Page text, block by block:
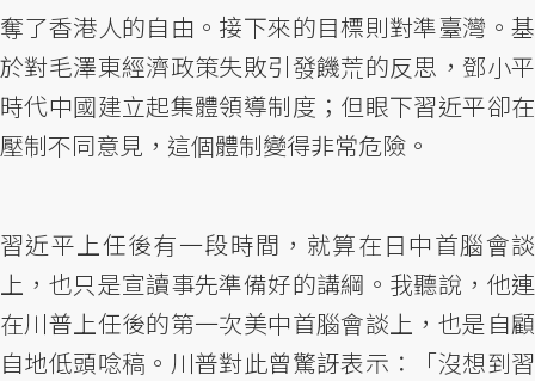
奪了香港人的自由。接下來的目標則對準臺灣。基
於對毛澤東經濟政策失敗引發饑荒的反思，鄧小平
時代中國建立起集體領導制度；但眼下習近平卻在
壓制不同意見，這個體制變得非常危險。
習近平上任後有一段時間，就算在日中首腦會談
上，也只是宣讀事先準備好的講綱。我聽說，他連
在川普上任後的第一次美中首腦會談上，也是自顧
自地低頭唸稿。川普對此曾驚訝表示：「沒想到習